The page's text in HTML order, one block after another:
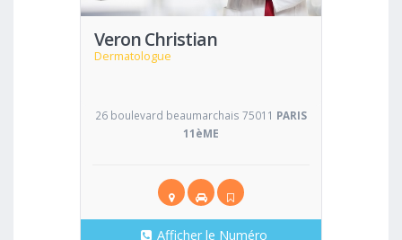
Veron Christian
Dermatologue
26 boulevard beaumarchais 75011 PARIS
11èME
Afficher le Numéro